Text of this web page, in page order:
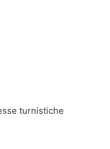
turnistiche